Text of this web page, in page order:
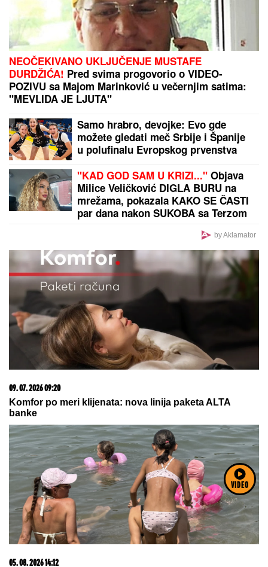
VIDEO
NEOČEKIVANO UKLJUČENJE MUSTAFE
DURDŽIĆA! Pred svima progovorio o VIDEO-
POZIVU sa Majom Marinković u večernjim satima:
"MEVLIDA JE LJUTA"
Samo hrabro, devojke: Evo gde
možete gledati meč Srbije i Španije
u polufinalu Evropskog prvenstva
"KAD GOD SAM U KRIZI..." Objava
Milice Veličković DIGLA BURU na
mrežama, pokazala KAKO SE ČASTI
par dana nakon SUKOBA sa Terzom
by Aklamator
09. 07. 2026 09:20
Komfor po meri klijenata: nova linija paketa ALTA
banke
05. 08. 2026 14:12